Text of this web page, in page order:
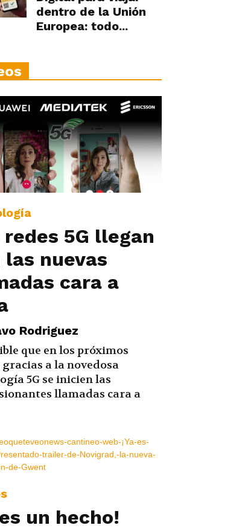
dentro de la Unión
Europea: todo...
redes 5G llegan
las nuevas
cara a
Rodriguez
que en los próximos
gracias a la novedosa
5G se inicien las
llamadas cara a
es un hecho!